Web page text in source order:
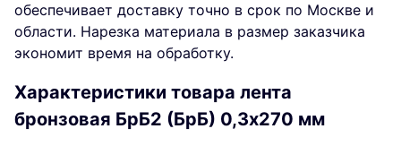
обеспечивает доставку точно в срок по Москве и
области. Нарезка материала в размер заказчика
экономит время на обработку.
Характеристики товара лента
бронзовая БрБ2 (БрБ) 0,3х270 мм